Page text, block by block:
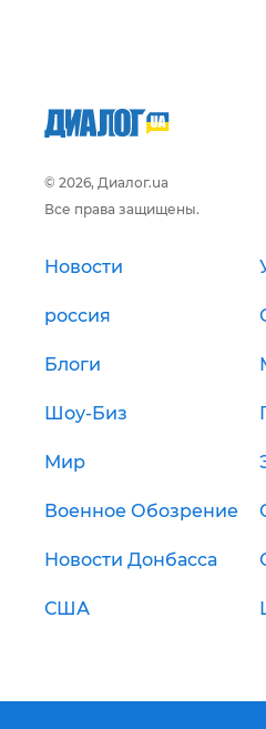
© 2026, Диалог.ua
Все права защищены.
Новости
россия
Блоги
Шоу-Биз
Мир
Военное Обозрение
Новости Донбасса
США